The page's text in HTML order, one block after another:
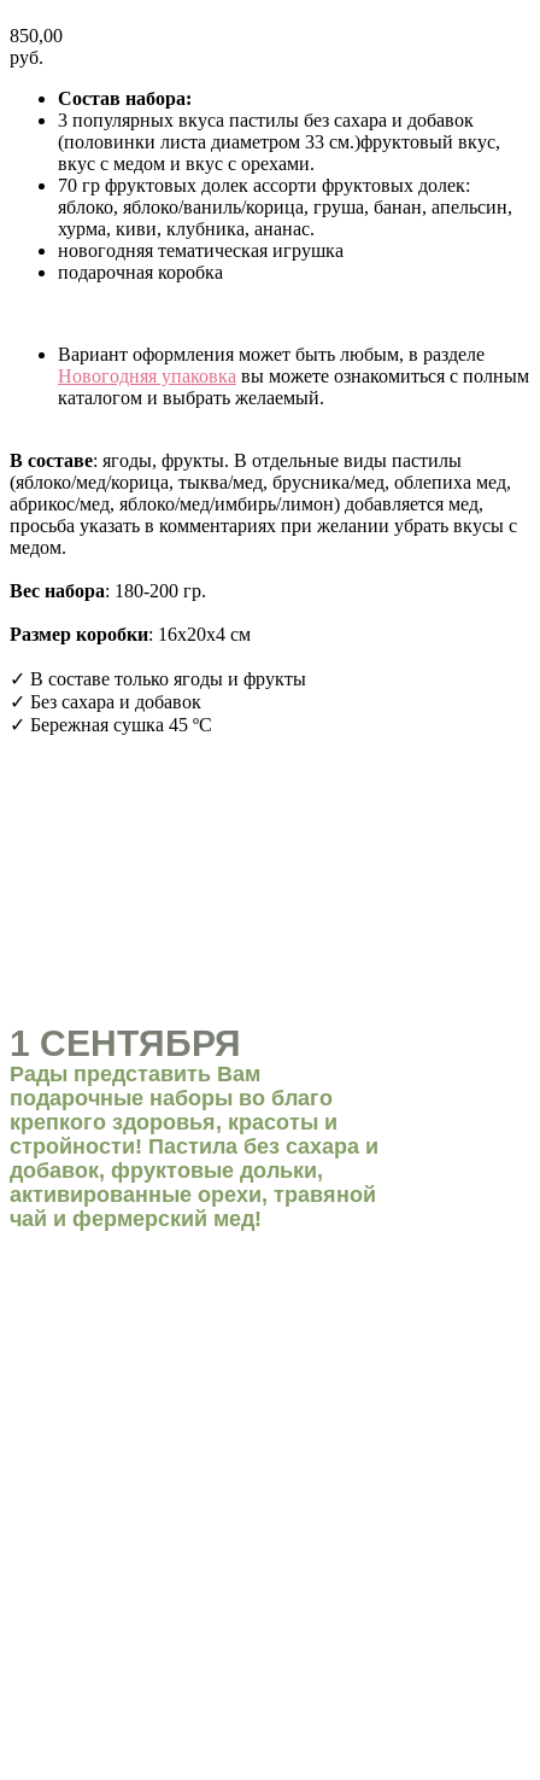
850,00
руб.
Состав набора:
3 популярных вкуса пастилы без сахара и добавок
(половинки листа диаметром 33 см.)фруктовый вкус,
вкус с медом и вкус с орехами.
70 гр фруктовых долек ассорти фруктовых долек:
яблоко, яблоко/ваниль/корица, груша, банан, апельсин,
хурма, киви, клубника, ананас.
новогодняя тематическая игрушка
подарочная коробка
Вариант оформления может быть любым, в разделе
Новогодняя упаковка вы можете ознакомиться с полным
каталогом и выбрать желаемый.
В составе: ягоды, фрукты. В отдельные виды пастилы
(яблоко/мед/корица, тыква/мед, брусника/мед, облепиха мед,
абрикос/мед, яблоко/мед/имбирь/лимон) добавляется мед,
просьба указать в комментариях при желании убрать вкусы с
медом.
Вес набора: 180-200 гр.
Размер коробки: 16х20х4 см
✓ В составе только ягоды и фрукты
✓ Без сахара и добавок
✓ Бережная сушка 45 ºС
1 СЕНТЯБРЯ
Рады представить Вам
подарочные наборы во благо
крепкого здоровья, красоты и
стройности! Пастила без сахара и
добавок, фруктовые дольки,
активированные орехи, травяной
чай и фермерский мед!